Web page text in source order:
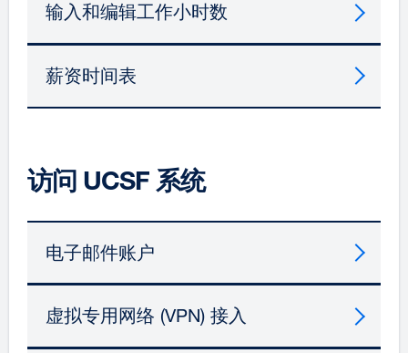
输入和编辑工作小时数
薪资时间表
访问 UCSF 系统
电子邮件账户
虚拟专用网络 (VPN) 接入